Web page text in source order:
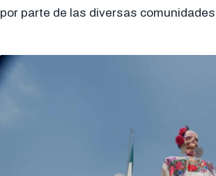
por parte de las diversas